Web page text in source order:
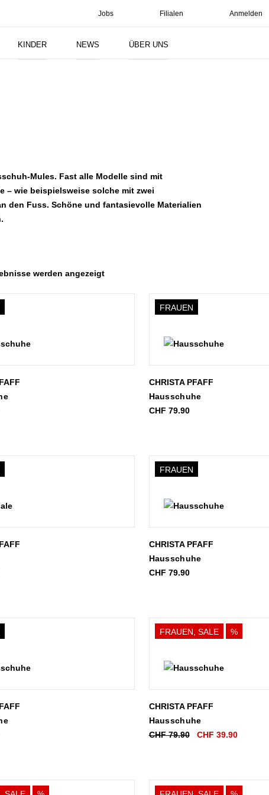
Jobs Filialen Anmelden
KINDER NEWS ÜBER UNS
Mules. Fast alle Modelle sind mit
– wie beispielsweise solche mit zwei
den Fuss. Schöne und fantasievolle Materialien
werden angezeigt
FRAUEN
CHRISTA PFAFF
Hausschuhe
CHF 79.90
FRAUEN
CHRISTA PFAFF
Hausschuhe
CHF 79.90
FRAUEN, SALE %
CHRISTA PFAFF
Hausschuhe
CHF79.90
Ursprünglicher
CHF 39.90Aktueller